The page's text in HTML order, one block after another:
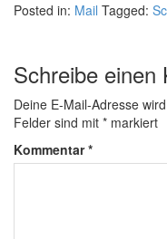
Posted in: Mail Tagged:
Schreibe einen
Deine E-Mail-Adresse
Felder sind mit * markiert
Kommentar*